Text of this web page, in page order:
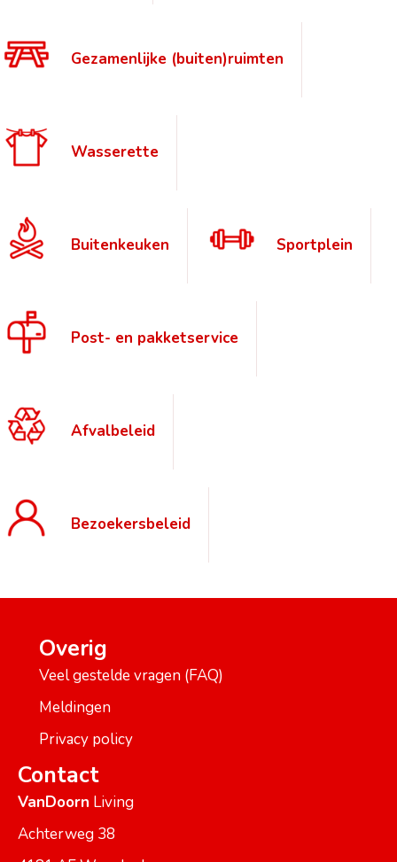
Gezamenlijke (buiten)ruimten
Wasserette
Buitenkeuken Sportplein
Post- en pakketservice
Afvalbeleid
Bezoekersbeleid
Overig
Veel gestelde vragen (FAQ)
Meldingen
Privacy policy
Contact
VanDoorn Living
Achterweg 38